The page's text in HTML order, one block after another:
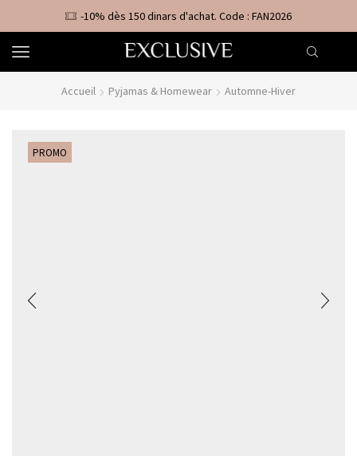
-10% dès 150 dinars d'achat. Code : FAN2026
Accueil Pyjamas & Homewear Automne-Hiver
PROMO